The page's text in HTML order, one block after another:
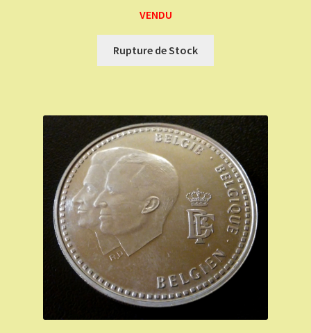
VENDU
Rupture de Stock